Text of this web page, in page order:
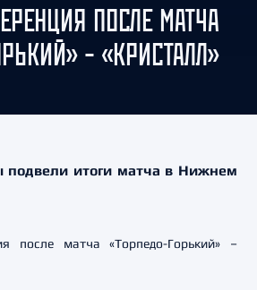
ПОСЛЕ МАТЧА
– «КРИСТАЛЛ»
подвели итоги матча в Нижнем